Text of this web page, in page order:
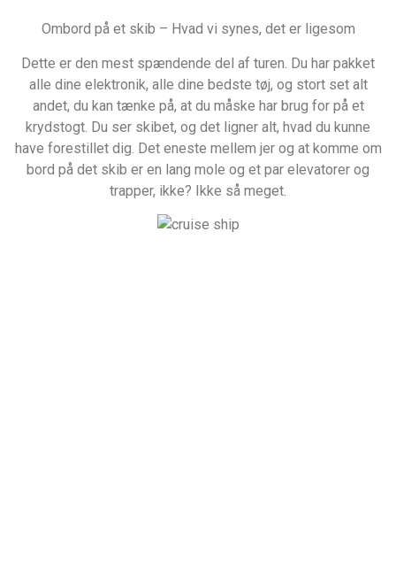
Ombord på et skib – Hvad vi synes, det er ligesom
Dette er den mest spændende del af turen. Du har pakket
alle dine elektronik, alle dine bedste tøj, og stort set alt
andet, du kan tænke på, at du måske har brug for på et
krydstogt. Du ser skibet, og det ligner alt, hvad du kunne
have forestillet dig. Det eneste mellem jer og at komme om
bord på det skib er en lang mole og et par elevatorer og
trapper, ikke? Ikke så meget.